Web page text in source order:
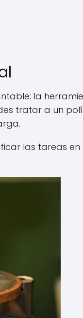
la
tratar a un
las tareas